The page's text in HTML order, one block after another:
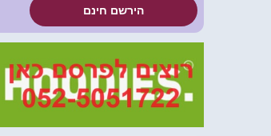
הירשם חינם